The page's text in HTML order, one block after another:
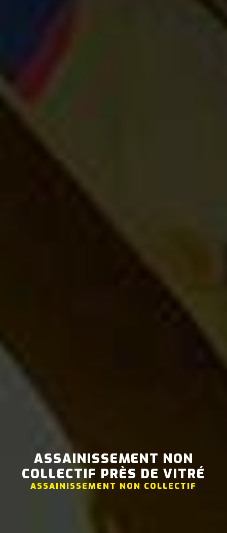
ASSAINISSEMENT NON
COLLECTIF PRÈS DE VITRÉ
ASSAINISSEMENT NON COLLECTIF